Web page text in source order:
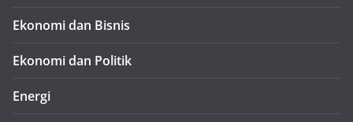
Ekonomi dan Bisnis
Ekonomi dan Politik
Energi